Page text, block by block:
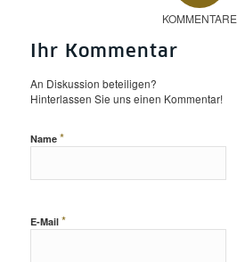
KOMMENTARE
Ihr Kommentar
An Diskussion beteiligen?
Hinterlassen Sie uns einen Kommentar!
Name *
E-Mail *